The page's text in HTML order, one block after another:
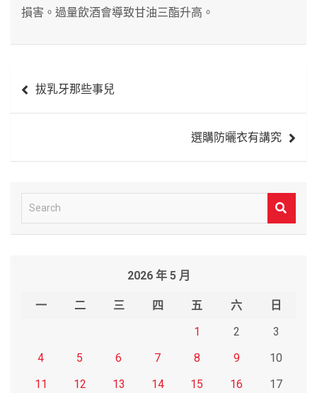
損害。過量飲酒會導致甘油三酯升高。
章 拔乳牙那些事兒
選購防曬衣有講究
e
2026 年 5 月
一 二 三 四 五 六
日
1
2
3
4
5 6 7 8 9
10
11
12 13 14 15 16
17